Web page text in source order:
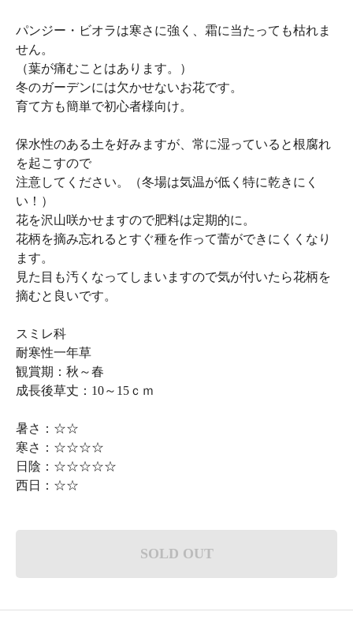
パンジー・ビオラは寒さに強く、霜に当たっても枯れま
せん。
（葉が痛むことはあります。）
冬のガーデンには欠かせないお花です。
育て方も簡単で初心者様向け。
保水性のある土を好みますが、常に湿っていると根腐れ
を起こすので
注意してください。（冬場は気温が低く特に乾きにく
い！）
花を沢山咲かせますので肥料は定期的に。
花柄を摘み忘れるとすぐ種を作って蕾ができにくくなり
ます。
見た目も汚くなってしまいますので気が付いたら花柄を
摘むと良いです。
スミレ科
耐寒性一年草
観賞期：秋～春
成長後草丈：10～15ｃｍ
暑さ：☆☆
寒さ：☆☆☆☆
日陰：☆☆☆☆☆
西日：☆☆
SOLD OUT